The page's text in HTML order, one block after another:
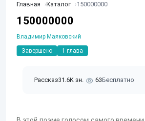
Главная Каталог 150000000
150000000
Владимир Маяковский
Завершено 1 глава
Рассказ31.6K зн. 63Бесплатно